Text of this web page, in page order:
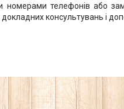
номерами телефонів або
консультувань і